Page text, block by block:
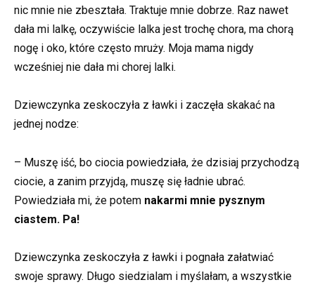
nic mnie nie zbeształa. Traktuje mnie dobrze. Raz nawet
dała mi lalkę, oczywiście lalka jest trochę chora, ma chorą
nogę i oko, które często mruży. Moja mama nigdy
wcześniej nie dała mi chorej lalki.
Dziewczynka zeskoczyła z ławki i zaczęła skakać na
jednej nodze:
– Muszę iść, bo ciocia powiedziała, że dzisiaj przychodzą
ciocie, a zanim przyjdą, muszę się ładnie ubrać.
Powiedziała mi, że potem nakarmi mnie pysznym
ciastem. Pa!
Dziewczynka zeskoczyła z ławki i pognała załatwiać
swoje sprawy. Długo siedzialam i myślałam, a wszystkie